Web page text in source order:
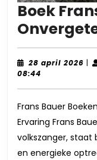
Boek
28 april 2026 28
|
08:44
Frans Bauer
Ervaring Frans
volkszanger, staat
en energieke